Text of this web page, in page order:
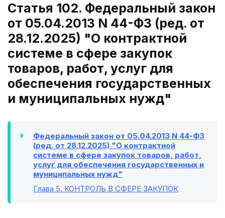
Статья 102. Федеральный закон
от 05.04.2013 N 44-ФЗ (ред. от
28.12.2025) "О контрактной
системе в сфере закупок
товаров, работ, услуг для
обеспечения государственных
и муниципальных нужд"
Федеральный закон от 05.04.2013 N 44-ФЗ
(ред. от 28.12.2025) "О контрактной
системе в сфере закупок товаров, работ,
услуг для обеспечения государственных и
муниципальных нужд"
Глава 5. КОНТРОЛЬ В СФЕРЕ ЗАКУПОК